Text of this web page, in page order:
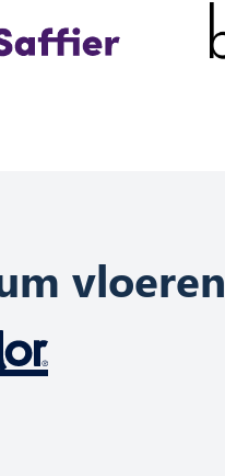
vloeren